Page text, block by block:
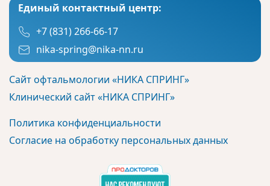
Единый контактный центр:
+7 (831) 266-66-17
nika-spring@nika-nn.ru
Сайт офтальмологии «НИКА СПРИНГ»
Клинический сайт «НИКА СПРИНГ»
Политика конфиденциальности
Согласие на обработку персональных данных